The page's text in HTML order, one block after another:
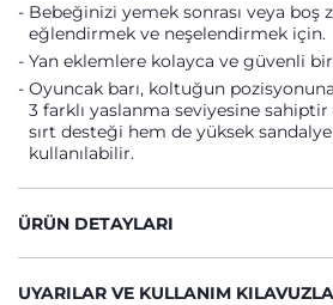
Bebeğinizi yemek sonrası veya boş
eğlendirmek ve neşelendirmek için.
Yan eklemlere kolayca ve güvenli
Oyuncak barı, koltuğun
3 farklı yaslanma seviyesine sahiptir
sırt desteği hem de yüksek
kullanılabilir.
ÜRÜN DETAYLARI
UYARILAR VE KULLANIM